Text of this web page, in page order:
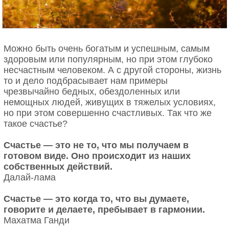
* * *
* * *
Если хочется жить, это значит, что есть что-то, что
любишь. Так труднее, но так и легче.
Этот, увидев врата Коринфа прочно замкнутыми,
сказал: «Разве женщины здесь живут?» (Из
* * *
— Я, – сказал Агафон, – не в силах спорить с
тобой, Сократ. Пусть будет по-твоему.
— Нет, милый мой Агафон, ты не в силах спорить с
истиной, а спорить с Сократом дело нехитрое. (По
Платону «Пир»).
* * *
Я ем, чтобы жить, а другие люди живут, чтобы
есть. (По Диогену Лаэртскому).
* * *
Фото: Joop van Bilsen / Anefo / Wikimedia Commons
Сюжеты своих детективных романов я нахожу за
мытьём посуды. Это такое дурацкое занятие, что
поневоле приходит мысль об убийстве. - Агата
Кристи
Агата Кристи написала более 60 детективных
романов. Она рассказывала, что могла проводить
время с друзьями или семьёй и в это время
обдумывать новое произведение. И когда
готов от начала до конца. Кристи признавалась,
что идеи могли прийти в голову в любое время, и
каждую из них писательница вносила в
20. Меняю яркие воспоминания на свежие
ощущения.
21. Мало знать себе цену – надо еще пользоваться
спросом.
Можно быть очень богатым и успешным, самым
здоровым или популярным, но при этом глубоко
несчастным человеком. А с другой стороны, жизнь
то и дело подбрасывает нам примеры
чрезвычайно бедных, обездоленных или
немощных людей, живущих в тяжелых условиях,
но при этом совершенно счастливых. Так что же
такое счастье?
Счастье — это не то, что мы получаем в
готовом виде. Оно происходит из наших
собственных действий.
Далай-лама
Счастье — это когда то, что вы думаете,
говорите и делаете, пребывает в гармонии.
Махатма Ганди